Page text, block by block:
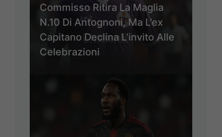
Commisso Ritira La Maglia
N.10 Di Antognoni, Ma L’ex
Capitano Declina L’invito Alle
Celebrazioni